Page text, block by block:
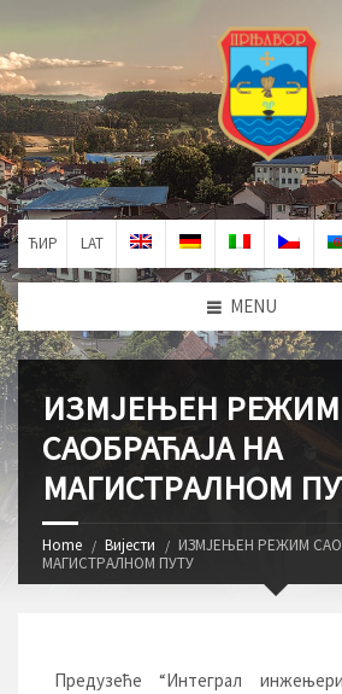
ЋИР LAT
MENU
ИЗМЈЕЊЕН РЕЖИМ
САОБРАЋАЈА НА
МАГИСТPАЛНОМ
Home Вијести
ИЗМЈЕЊЕН РЕЖИМ
МАГИСТPАЛНОМ ПУТУ
Предузеће “Интеграл